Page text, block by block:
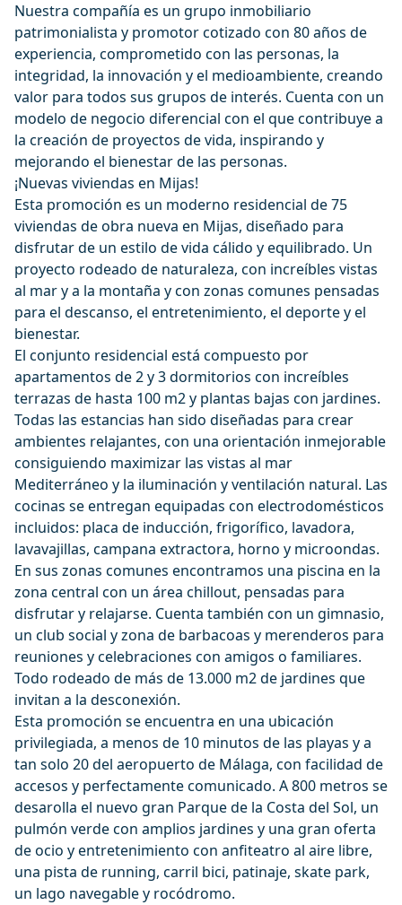
Nuestra compañía es un grupo inmobiliario
patrimonialista y promotor cotizado con 80 años de
experiencia, comprometido con las personas, la
integridad, la innovación y el medioambiente, creando
valor para todos sus grupos de interés. Cuenta con un
modelo de negocio diferencial con el que contribuye a
la creación de proyectos de vida, inspirando y
mejorando el bienestar de las personas.
¡Nuevas viviendas en Mijas!
Esta promoción es un moderno residencial de 75
viviendas de obra nueva en Mijas, diseñado para
disfrutar de un estilo de vida cálido y equilibrado. Un
proyecto rodeado de naturaleza, con increíbles vistas
al mar y a la montaña y con zonas comunes pensadas
para el descanso, el entretenimiento, el deporte y el
bienestar.
El conjunto residencial está compuesto por
apartamentos de 2 y 3 dormitorios con increíbles
terrazas de hasta 100 m2 y plantas bajas con jardines.
Todas las estancias han sido diseñadas para crear
ambientes relajantes, con una orientación inmejorable
consiguiendo maximizar las vistas al mar
Mediterráneo y la iluminación y ventilación natural. Las
cocinas se entregan equipadas con electrodomésticos
incluidos: placa de inducción, frigorífico, lavadora,
lavavajillas, campana extractora, horno y microondas.
En sus zonas comunes encontramos una piscina en la
zona central con un área chillout, pensadas para
disfrutar y relajarse. Cuenta también con un gimnasio,
un club social y zona de barbacoas y merenderos para
reuniones y celebraciones con amigos o familiares.
Todo rodeado de más de 13.000 m2 de jardines que
invitan a la desconexión.
Esta promoción se encuentra en una ubicación
privilegiada, a menos de 10 minutos de las playas y a
tan solo 20 del aeropuerto de Málaga, con facilidad de
accesos y perfectamente comunicado. A 800 metros se
desarolla el nuevo gran Parque de la Costa del Sol, un
pulmón verde con amplios jardines y una gran oferta
de ocio y entretenimiento con anfiteatro al aire libre,
una pista de running, carril bici, patinaje, skate park,
un lago navegable y rocódromo.